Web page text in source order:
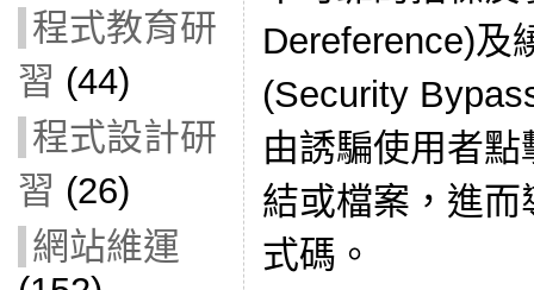
程式教育研
習 (44)
程式設計研
習 (26)
網站維運
Dereference)及
(Security
由誘騙使用者
結或檔案，進
式碼。